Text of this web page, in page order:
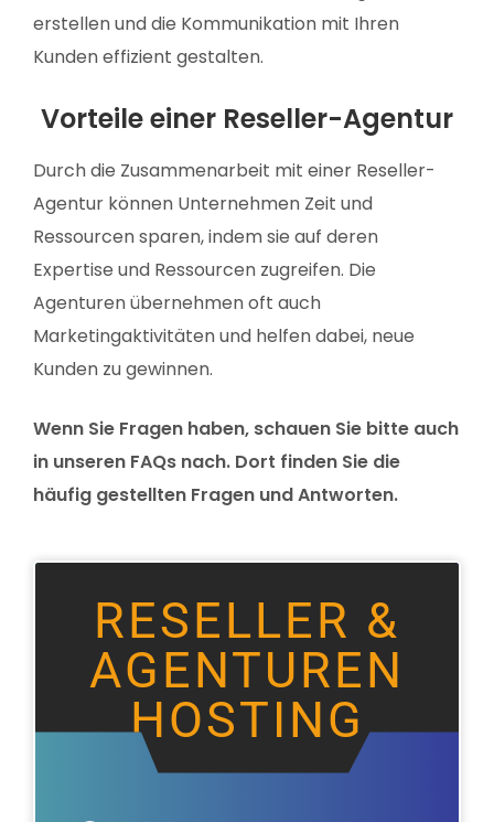
erstellen und die Kommunikation mit Ihren
Kunden effizient gestalten.
Vorteile einer Reseller-Agentur
Durch die Zusammenarbeit mit einer Reseller-
Agentur können Unternehmen Zeit und
Ressourcen sparen, indem sie auf deren
Expertise und Ressourcen zugreifen. Die
Agenturen übernehmen oft auch
Marketingaktivitäten und helfen dabei, neue
Kunden zu gewinnen.
Wenn Sie Fragen haben, schauen Sie bitte auch
in unseren FAQs nach. Dort finden Sie die
häufig gestellten Fragen und Antworten.
RESELLER &
AGENTUREN
HOSTING